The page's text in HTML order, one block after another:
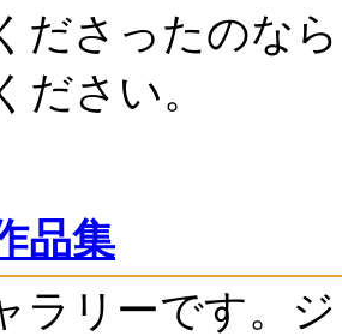
ださったのな
ださい。
品集
ラリーです。